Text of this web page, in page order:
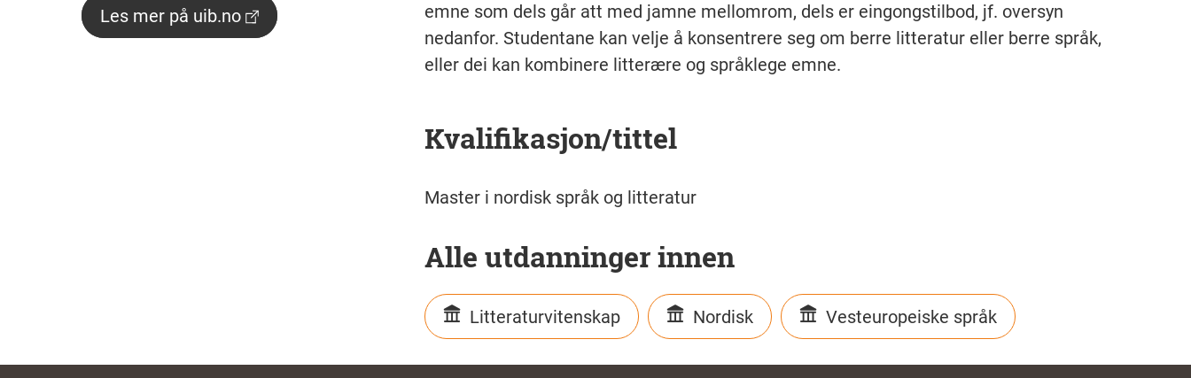
Les mer på uib.no
emne som dels går att med jamne mellomrom, dels er eingongstilbod, jf. oversyn
nedanfor. Studentane kan velje å konsentrere seg om berre litteratur eller berre språk,
eller dei kan kombinere litterære og språklege emne.
Kvalifikasjon/tittel
Master i nordisk språk og litteratur
Alle utdanninger innen
Litteraturvitenskap Nordisk Vesteuropeiske språk